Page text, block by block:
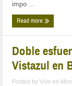
impo ...
Read more
Doble
Vistazul en
Posted byVivir en